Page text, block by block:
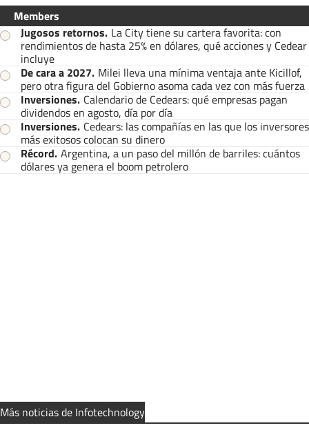
Members
Jugosos retornos. La City tiene su cartera favorita: con
rendimientos de hasta 25% en dólares, qué acciones y Cedear
incluye
De cara a 2027. Milei lleva una mínima ventaja ante Kicillof,
pero otra figura del Gobierno asoma cada vez con más fuerza
Inversiones. Calendario de Cedears: qué empresas pagan
dividendos en agosto, día por día
Inversiones. Cedears: las compañías en las que los inversores
más exitosos colocan su dinero
Récord. Argentina, a un paso del millón de barriles: cuántos
dólares ya genera el boom petrolero
Más noticias de Infotechnology